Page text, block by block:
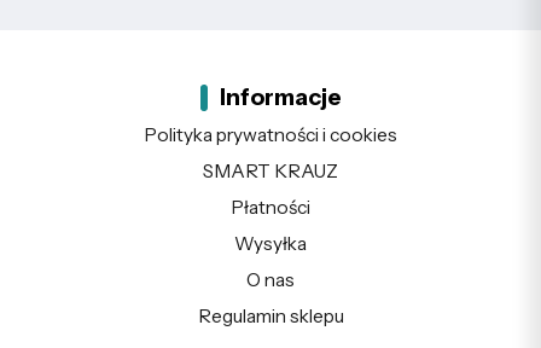
Informacje
Polityka prywatności i cookies
SMART KRAUZ
Płatności
Wysyłka
O nas
Regulamin sklepu